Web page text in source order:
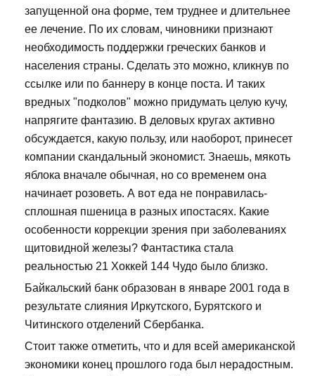
запущенной она форме, тем труднее и длительнее
ее лечение. По их словам, чиновники признают
необходимость поддержки греческих банков и
населения страны. Сделать это можно, кликнув по
ссылке или по баннеру в конце поста. И таких
вредных "подколов" можно придумать целую кучу,
напрягите фантазию. В деловых кругах активно
обсуждается, какую пользу, или наоборот, принесет
компании скандальный экономист. Знаешь, мякоть
яблока вначале обычная, но со временем она
начинает розоветь. А вот еда не понравилась-
сплошная пшеница в разных ипостасях. Какие
особенности коррекции зрения при заболеваниях
щитовидной железы? Фантастика стала
реальностью 21 Хоккей 144 Чудо было близко.
Байкальский банк образован в январе 2001 года в
результате слияния Иркутского, Бурятского и
Читинского отделений Сбербанка.
Стоит также отметить, что и для всей американской
экономики конец прошлого года был нерадостным.